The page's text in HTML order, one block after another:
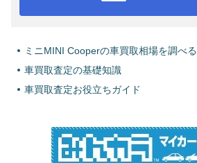
ミニMINI Cooperの車買取相場を調べる
車買取査定の基礎知識
車買取査定お役立ちガイド